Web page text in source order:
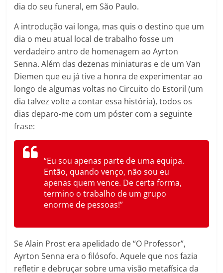
dia do seu funeral, em São Paulo.
A introdução vai longa, mas quis o destino que um
dia o meu atual local de trabalho fosse um
verdadeiro antro de homenagem ao Ayrton
Senna. Além das dezenas miniaturas e de um Van
Diemen que eu já tive a honra de experimentar ao
longo de algumas voltas no Circuito do Estoril (um
dia talvez volte a contar essa história), todos os
dias deparo-me com um póster com a seguinte
frase:
“Eu sou apenas parte de uma equipa.
Então, quando venço, não sou eu
apenas quem vence. De certa forma,
termino o trabalho de um grupo
enorme de pessoas!”
Se Alain Prost era apelidado de “O Professor”,
Ayrton Senna era o filósofo. Aquele que nos fazia
refletir e debruçar sobre uma visão metafísica da